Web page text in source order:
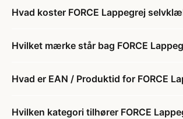
Hvad koster FORCE Lappegrej
Hvilket mærke står bag FORCE
Hvad er EAN / Produktid for FORCE
Hvilken kategori tilhører FORCE